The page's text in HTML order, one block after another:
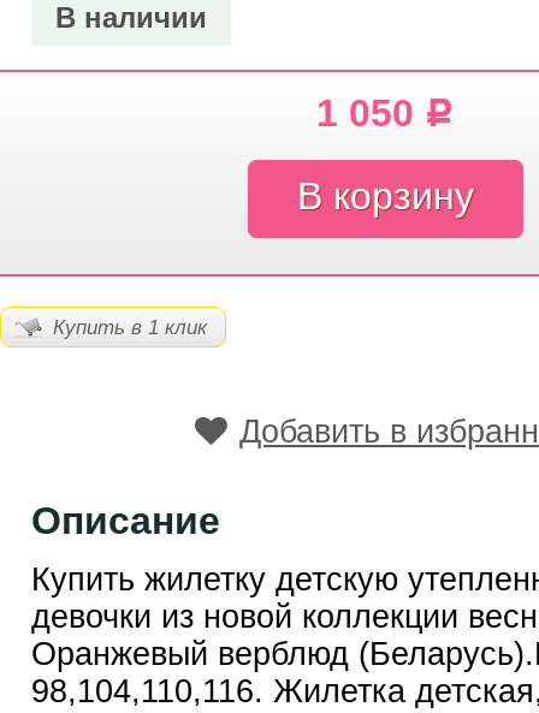
В наличии
1 050 Р
Купить в 1 клик
Добавить в
Описание
Купить жилетку детскую
девочки из новой коллекции
Оранжевый верблюд
98,104,110,116. Жилетка